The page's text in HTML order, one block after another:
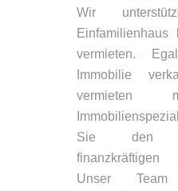
Wir
vermieten.
Immobilie
vermieten
Sie den
finanzkräftigen
Unser